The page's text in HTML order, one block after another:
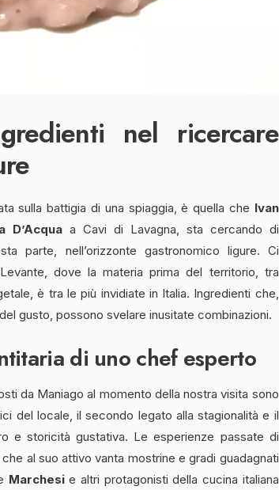
nel ricercare
sulla battigia di una spiaggia, è quella che Ivan
D’Acquaa Cavi di Lavagna, sta cercando di
parte, nell’orizzonte gastronomico ligure. Ci
dove la materia prima del territorio, tra
è tra le più invidiate in Italia. Ingredienti che,
gusto, possono svelare inusitate combinazioni.
di uno chef esperto
da Maniago al momento della nostra visita sono
del locale, il secondo legato alla stagionalità e il
e storicità gustativa. Le esperienze passate di
al suo attivo vanta mostrine e gradi guadagnati
Marchesie altri protagonisti della cucina italiana